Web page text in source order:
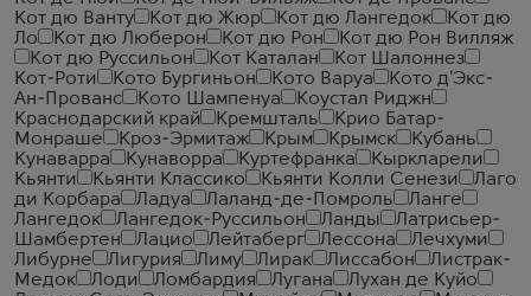
Кот дю Ванту
Кот дю Жюр Кот дю Лангедок
Кот дю
Ло
Кот дю Люберон Кот дю Рон
Кот дю Рон Вилляж
Кот дю Руссильон
Кот Каталан
Кот Шалоннез
Кот-Роти
Кото Бургиньон Кото Варуа
Кото д'Экс-
Ан-Прованс
Кото Шампенуа
Коустал Риджн
Краснодарский край
Кремшталь
Крио Батар-
Монраше
Кроз-Эрмитаж Крым Крымск
Кубань
Кунаварра
Кунаворра Куртефранка
Кыркларели
Кьянти
Кьянти Классико Кьянти Колли Сенези
Лаго
ди Корбара
Ладуа Лаланд-де-Помроль
Ланге
Лангедок
Лангедок-Руссильон Ланды
Латрисьер-
Шамбертен
Лацио Лейтаберг Лессона
Лечхуми
Либурне
Лигурия Лиму Лирак Лиссабон
Листрак-
Медок
Лоди Ломбардия Лугана
Лухан де Куйо